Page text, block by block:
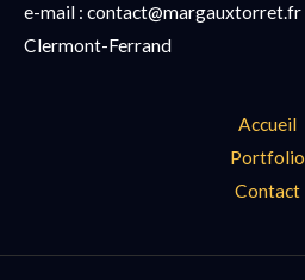
e-mail : contact@margauxtorret.fr
Clermont-Ferrand
Accueil
Portfolio
Contact